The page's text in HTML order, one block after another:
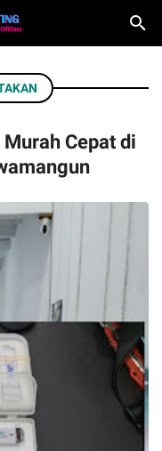
Cepat di